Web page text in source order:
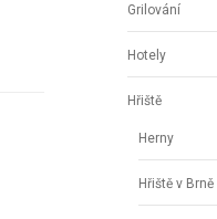
Grilování
Hotely
Hřiště
Herny
Hřiště v Brně